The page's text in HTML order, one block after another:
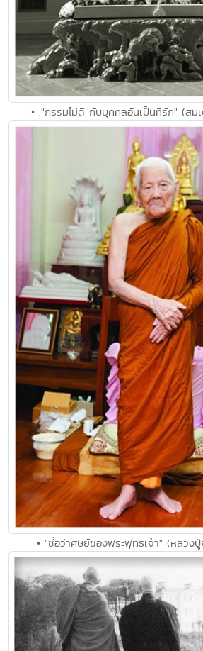
• ."กรรมไม่ดี กับบุคคลอันเป็นที่รัก" (สม
• "ชื่อว่าศิษย์ของพระพุทธเจ้า" (หลวง